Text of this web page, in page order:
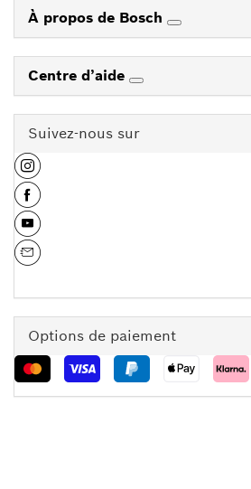
À propos de Bosch
Centre d’aide
Suivez-nous sur
Options de paiement